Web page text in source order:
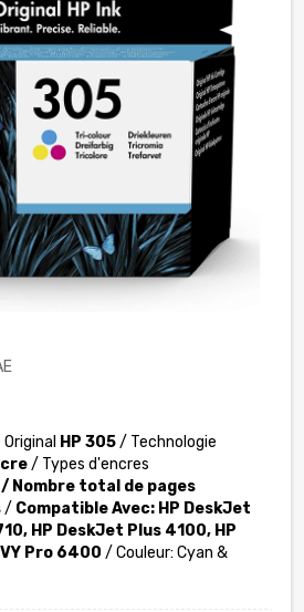
HP 305/ Technologie
/ Types d'encres
/ Nombre total de pages
/ Compatible Avec: HP DeskJet
HP DeskJet Plus 4100, HP
Pro 6400 / Couleur: Cyan &